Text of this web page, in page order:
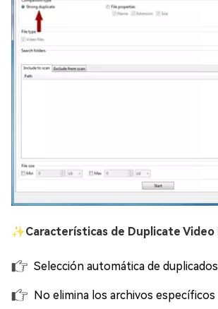
✨Características de Duplicate Video
Selección automática de
No elimina los archivos específicos